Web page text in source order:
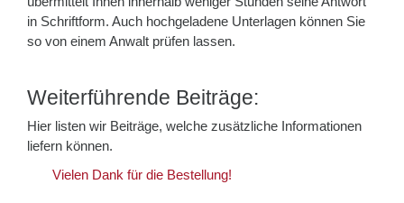
in Schriftform. Auch hochgeladene Unterlagen können Sie
so von einem Anwalt prüfen lassen.
Weiterführende Beiträge:
Hier listen wir Beiträge, welche zusätzliche Informationen
liefern können.
Vielen Dank für die Bestellung!